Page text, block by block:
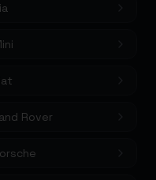
Rover